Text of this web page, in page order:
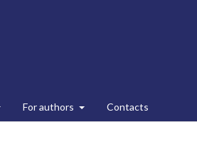
For authors Contacts